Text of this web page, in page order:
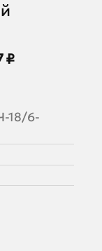
₽
18/6-